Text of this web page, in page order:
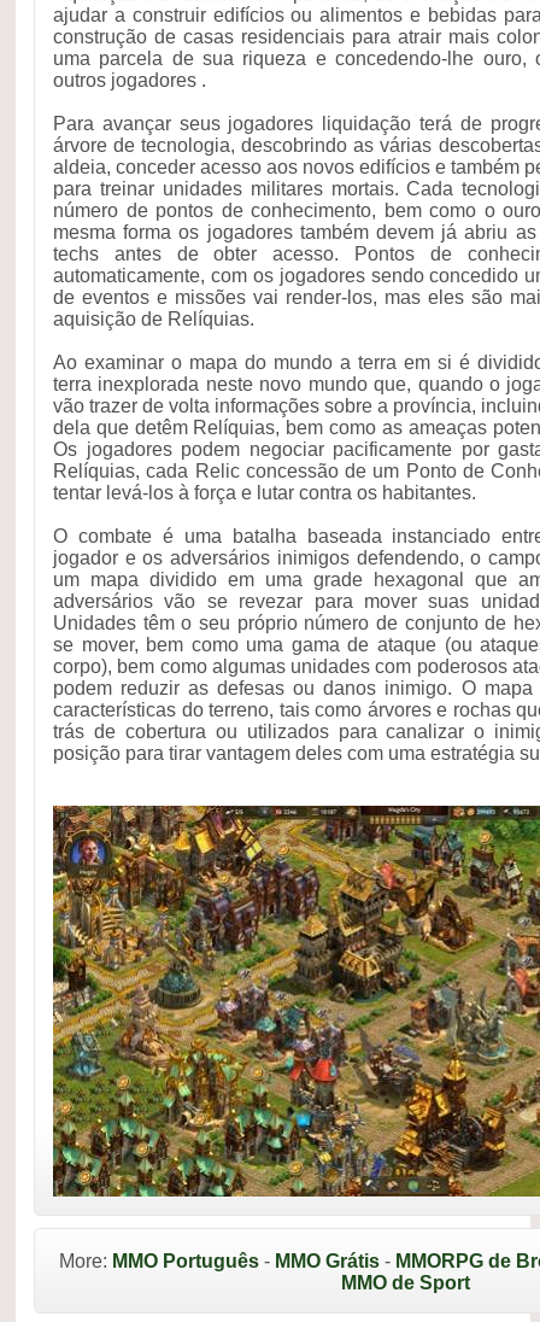
ajudar a construir edifícios ou alimentos e bebidas
construção de casas residenciais para atrair mais
uma parcela de sua riqueza e concedendo-lhe ouro,
outros jogadores .
Para avançar seus jogadores liquidação terá de
árvore de tecnologia, descobrindo as várias
aldeia, conceder acesso aos novos edifícios e também
para treinar unidades militares mortais. Cada
número de pontos de conhecimento, bem como o
mesma forma os jogadores também devem já abriu
techs antes de obter acesso. Pontos de
automaticamente, com os jogadores sendo concedido
de eventos e missões vai render-los, mas eles são
aquisição de Relíquias.
Ao examinar o mapa do mundo a terra em si é
terra inexplorada neste novo mundo que, quando o
vão trazer de volta informações sobre a província,
dela que detêm Relíquias, bem como as ameaças
Os jogadores podem negociar pacificamente por
Relíquias, cada Relic concessão de um Ponto de
tentar levá-los à força e lutar contra os habitantes.
O combate é uma batalha baseada instanciado
jogador e os adversários inimigos defendendo, o
um mapa dividido em uma grade hexagonal que
adversários vão se revezar para mover suas
Unidades têm o seu próprio número de conjunto de
se mover, bem como uma gama de ataque (ou
corpo), bem como algumas unidades com poderosos
podem reduzir as defesas ou danos inimigo. O
características do terreno, tais como árvores e rochas
trás de cobertura ou utilizados para canalizar o
posição para tirar vantagem deles com uma estratégia
More: MMO Português- MMO Grátis- MMORPG de
MMO de Sport